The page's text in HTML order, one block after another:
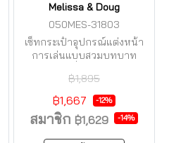
Melissa & Doug
050MES-31803
เซ็ทกระเป๋าอุปกรณ์แต่งหน้า
การเล่นแบบสวมบทบาท
฿1,895
฿1,667 -12%
สมาชิก ฿1,629 -14%